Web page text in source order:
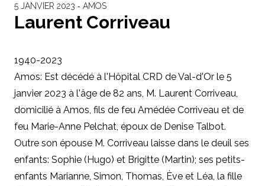
5 JANVIER 2023 ‐ AMOS
Laurent Corriveau
1940-2023
Amos: Est décédé à l'Hôpital CRD de Val-d'Or le 5
janvier 2023 à l'âge de 82 ans, M. Laurent Corriveau,
domicilié à Amos, fils de feu Amédée Corriveau et de
feu Marie-Anne Pelchat, époux de Denise Talbot.
Outre son épouse M. Corriveau laisse dans le deuil ses
enfants: Sophie (Hugo) et Brigitte (Martin); ses petits-
enfants Marianne, Simon, Thomas, Ève et Léa, la fille